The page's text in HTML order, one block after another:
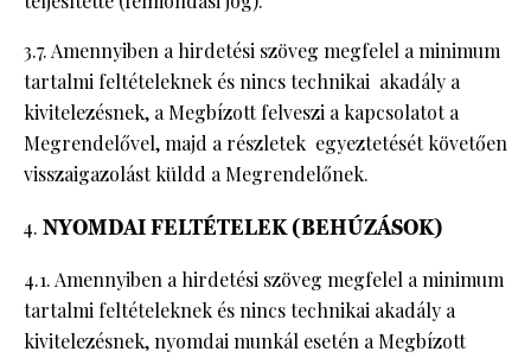
3.7. Amennyiben a hirdetési szöveg megfelel a minimum
tartalmi feltételeknek és nincs technikai akadály a
kivitelezésnek, a Megbízott felveszi a kapcsolatot a
Megrendelővel, majd a részletek egyeztetését követően
visszaigazolást küldd a Megrendelőnek.
NYOMDAI FELTÉTELEK (BEHÚZÁSOK)
4.1. Amennyiben a hirdetési szöveg megfelel a minimum
tartalmi feltételeknek és nincs technikai akadály a
kivitelezésnek, nyomdai munkál esetén a Megbízott